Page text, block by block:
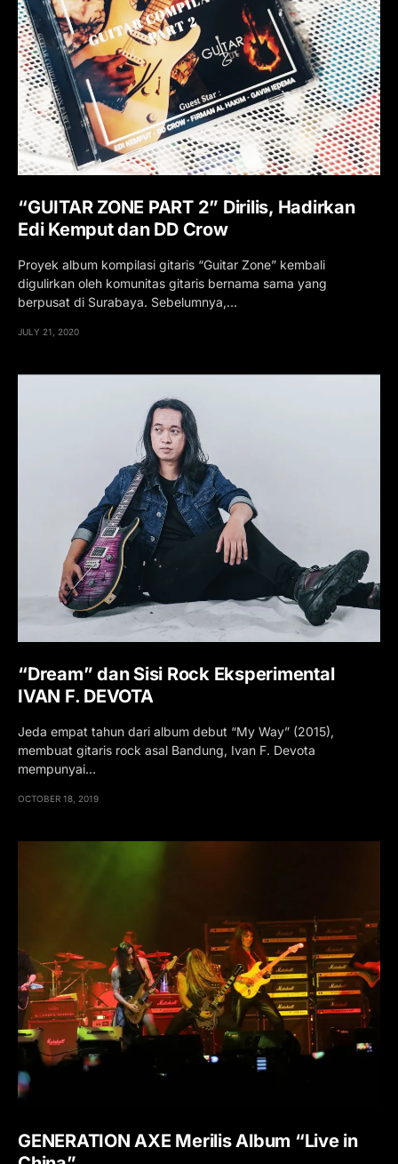
“GUITAR ZONE PART 2” Dirilis, Hadirkan
Edi Kemput dan DD Crow
Proyek album kompilasi gitaris “Guitar Zone” kembali
digulirkan oleh komunitas gitaris bernama sama yang
berpusat di Surabaya. Sebelumnya,…
JULY 21, 2020
“Dream” dan Sisi Rock Eksperimental
IVAN F. DEVOTA
Jeda empat tahun dari album debut “My Way” (2015),
membuat gitaris rock asal Bandung, Ivan F. Devota
mempunyai…
OCTOBER 18, 2019
GENERATION AXE Merilis Album “Live in